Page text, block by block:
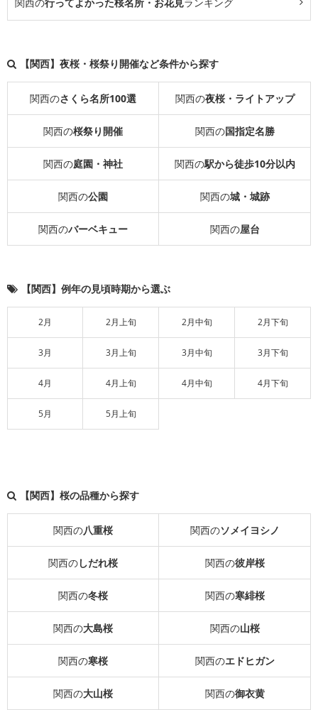
【関西】夜桜・桜祭り開催など条件から探す
関西のさくら名所100選 関西の夜桜・ライトアップ
関西の桜祭り開催 関西の国指定名勝
関西の庭園・神社 関西の駅から徒歩10分以内
関西の公園 関西の城・城跡
関西のバーベキュー 関西の屋台
【関西】例年の見頃時期から選ぶ
2月 2月上旬 2月中旬 2月下旬
3月 3月上旬 3月中旬 3月下旬
4月 4月上旬 4月中旬 4月下旬
5月 5月上旬
【関西】桜の品種から探す
関西の八重桜 関西のソメイヨシノ
関西のしだれ桜 関西の彼岸桜
関西の冬桜 関西の寒緋桜
関西の大島桜 関西の山桜
関西の寒桜 関西のエドヒガン
関西の大山桜 関西の御衣黄